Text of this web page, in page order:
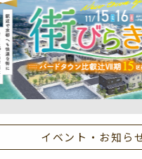
イベント・お知ら